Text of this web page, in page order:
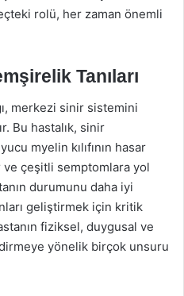
rolü, her zaman önemli
Tanıları
merkezi sinir sistemini
Bu hastalık, sinir
myelin kılıfının hasar
çeşitli semptomlara yol
durumunu daha iyi
geliştirmek için kritik
fiziksel, duygusal ve
yönelik birçok unsuru